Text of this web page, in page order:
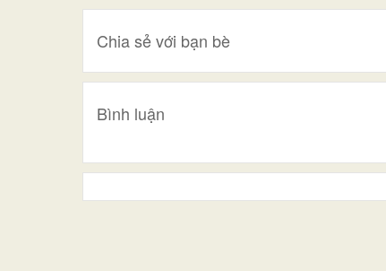
Chia sẻ với bạn bè
Bình luận